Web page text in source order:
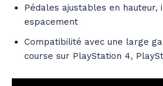
Pédales ajustables en hauteur,
espacement
Compatibilité avec une large
course sur PlayStation 4,